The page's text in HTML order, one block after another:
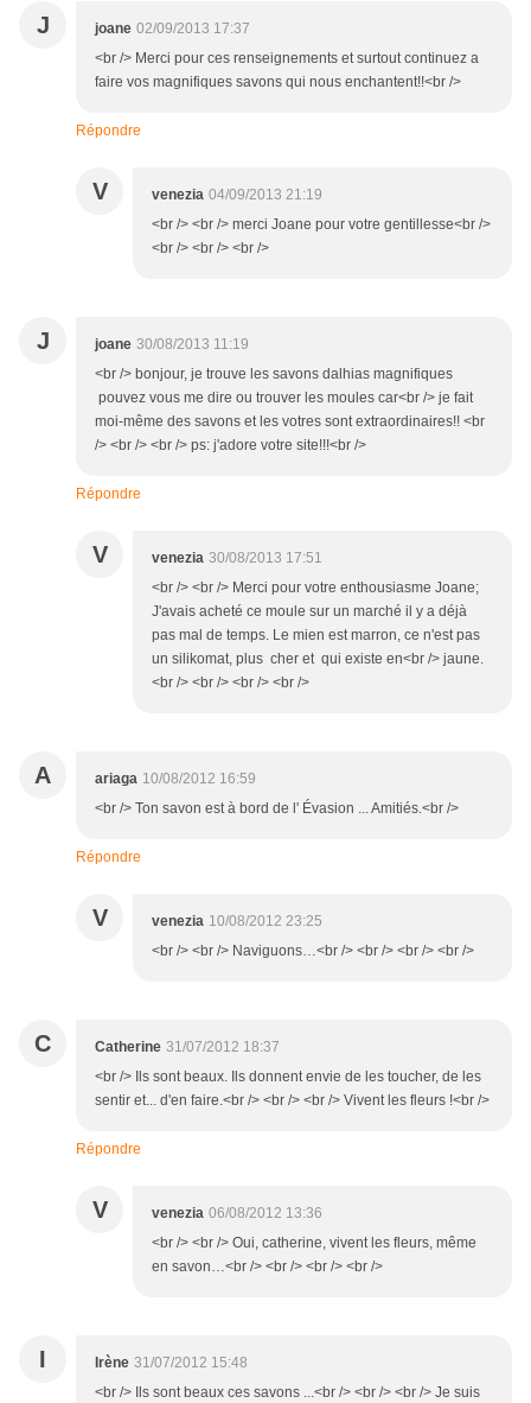
J joane 02/09/2013 17:37
<br /> Merci pour ces renseignements et surtout continuez a
faire vos magnifiques savons qui nous enchantent!!<br />
Répondre
V venezia 04/09/2013 21:19
<br /> <br /> merci Joane pour votre gentillesse<br />
<br /> <br /> <br />
J joane 30/08/2013 11:19
<br /> bonjour, je trouve les savons dalhias magnifiques
pouvez vous me dire ou trouver les moules car<br /> je fait
moi-même des savons et les votres sont extraordinaires!! <br
/> <br /> <br /> ps: j'adore votre site!!!<br />
Répondre
V venezia 30/08/2013 17:51
<br /> <br /> Merci pour votre enthousiasme Joane;
J'avais acheté ce moule sur un marché il y a déjà
pas mal de temps. Le mien est marron, ce n'est pas
un silikomat, plus cher et qui existe en<br /> jaune.
<br /> <br /> <br /> <br />
A ariaga 10/08/2012 16:59
<br /> Ton savon est à bord de l' Évasion ... Amitiés.<br />
Répondre
V venezia 10/08/2012 23:25
<br /> <br /> Naviguons…<br /> <br /> <br /> <br />
C Catherine 31/07/2012 18:37
<br /> Ils sont beaux. Ils donnent envie de les toucher, de les
sentir et... d'en faire.<br /> <br /> <br /> Vivent les fleurs !<br />
Répondre
V venezia 06/08/2012 13:36
<br /> <br /> Oui, catherine, vivent les fleurs, même
en savon…<br /> <br /> <br /> <br />
I Irène 31/07/2012 15:48
<br /> Ils sont beaux ces savons ...<br /> <br /> <br /> Je suis